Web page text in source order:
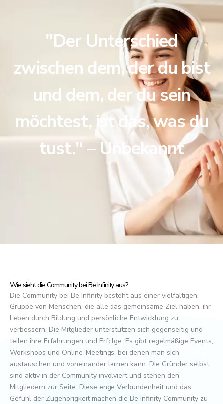
"Der Unterschied
zwischen dem, der du bist
und dem, der du sein
möchtest, ist das, was du
tust." – Unbekannt
Wie sieht die Community bei Be Infinity aus?
Die Community bei Be Infinity besteht aus einer vielfältigen
Gruppe von Menschen, die alle das gemeinsame Ziel haben, ihr
Leben durch Bildung und persönliche Entwicklung zu
verbessern. Die Mitglieder unterstützen sich gegenseitig und
teilen ihre Erfahrungen und Erfolge. Es gibt regelmäßige Events,
Workshops und Online-Meetings, bei denen man sich
austauschen und voneinander lernen kann. Die Gründer selbst
sind aktiv in der Community involviert und stehen den
Mitgliedern zur Seite. Diese enge Verbundenheit und das
Gefühl der Zugehörigkeit machen die Be Infinity Community zu